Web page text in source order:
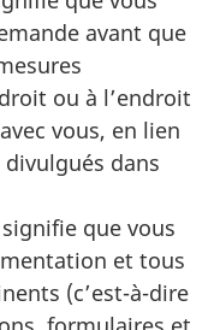
avant que
ou à l’endroit
vous, en lien
dans
que vous
et tous
(c’est-à-dire